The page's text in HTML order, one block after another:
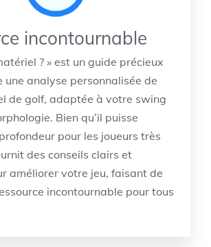
incontournable
? » est un guide précieux
une analyse personnalisée de
de golf, adaptée à votre swing
Bien qu’il puisse
pour les joueurs très
des conseils clairs et
améliorer votre jeu, faisant de
incontournable pour tous